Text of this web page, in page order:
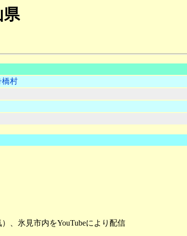
県
橋村
、氷見市内をYouTubeにより配信